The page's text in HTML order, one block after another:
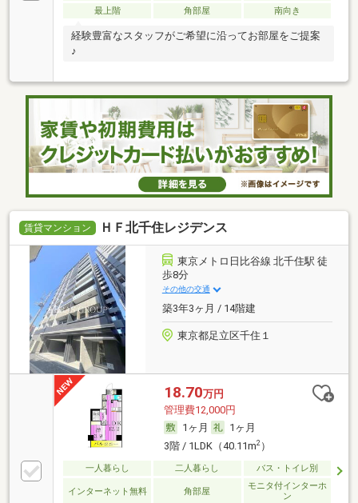
最上階
角部屋 南向き
経験豊富なスタッフがご希望に沿ってお部屋をご提案
♪
賃貸マンション ＨＦ北千住レジデンス
東京メトロ日比谷線 北千住駅 徒
歩8分
その他の交通
築3年3ヶ月 / 14階建
東京都足立区千住１
18.70万円
管理費12,000円
1ヶ月
1ヶ月
3階 / 1LDK（40.11m2）
一人暮らし 二人暮らし バス・トイレ別
インターネット無料 角部屋
モニタ付インターホ
ン